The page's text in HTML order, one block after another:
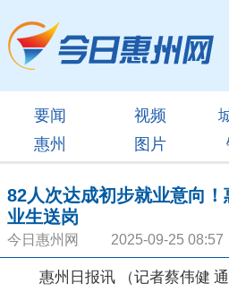
要闻 视频
惠州
图片
82人次达成初步就业意向
业生送岗
今日惠州网 2025-09-25 08:57
惠州日报讯 （记者蔡伟健 通